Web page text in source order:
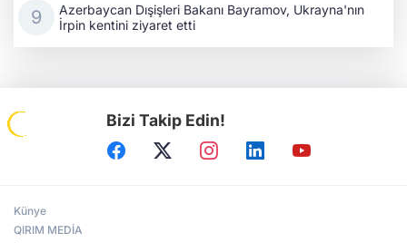
Azerbaycan Dışişleri Bakanı Bayramov, Ukrayna'nın
İrpin kentini ziyaret etti
Bizi Takip Edin!
Künye
QIRIM MEDİA